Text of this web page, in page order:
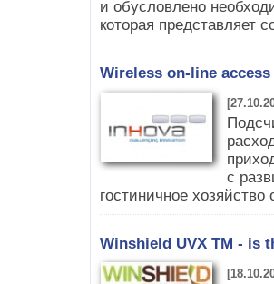
и обусловлено
которая представляет
Wireless on-line
с
гостиничное хозяйство
Winshield UVX TM - is